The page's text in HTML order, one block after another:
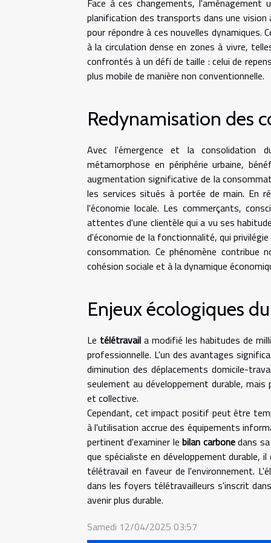
planification des transports dans une
pour répondre à ces nouvelles
à la circulation dense en zones à vivre,
confrontés à un défi de taille : celui de
plus mobile de manière non conventionnelle.
Redynamisation des
Avec l'émergence et la consolidation
métamorphose en périphérie urbaine,
augmentation significative de la
les services situés à portée de main. En
l'économie locale. Les commerçants,
attentes d'une clientèle qui a vu ses
d'économie de la fonctionnalité, qui
consommation. Ce phénomène
cohésion sociale et à la dynamique
Enjeux écologiques
Le télétravaila modifié les habitudes de
professionnelle. L'un des avantages
diminution des déplacements domicile-
seulement au développement durable,
et collective.
Cependant, cet impact positif peut être
à l'utilisation accrue des équipements
pertinent d'examiner lebilan carbonedans sa
que spécialiste en développement durable,
télétravail en faveur de l'environnement.
dans les foyers télétravailleurs s'inscrit
avenir plus durable.
Samedi 12/04/2025 03:57